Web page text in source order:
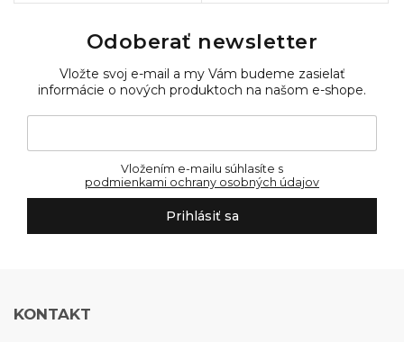
Odoberať newsletter
Vložte svoj e-mail a my Vám budeme zasielať
informácie o nových produktoch na našom e-shope.
podmienkami ochrany osobných údajov
Prihlásiť sa
KONTAKT